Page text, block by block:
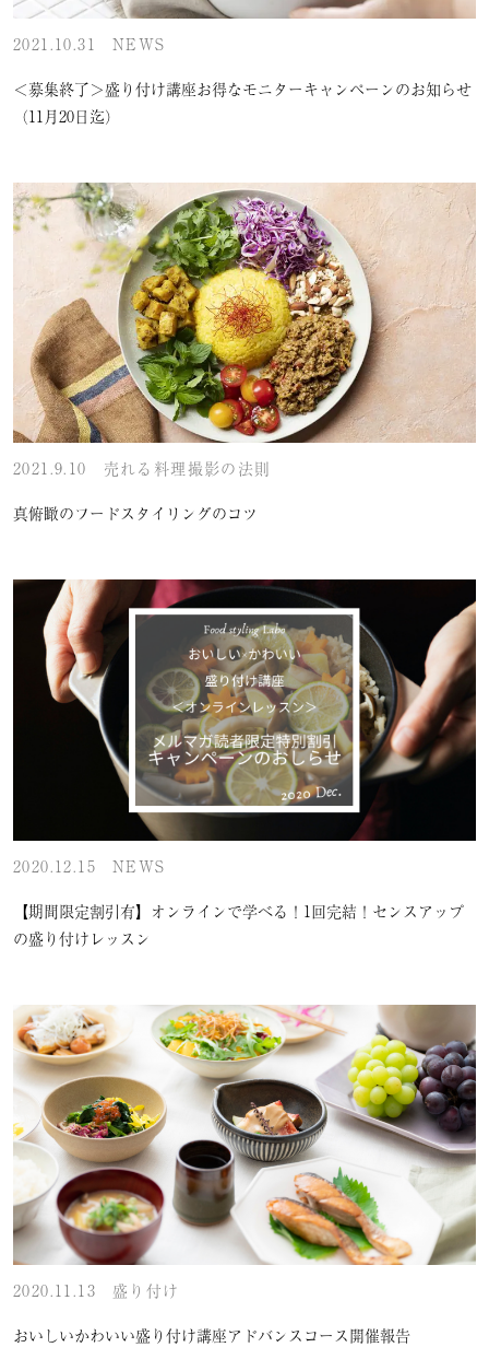
2021.10.31 NEWS
＜募集終了＞盛り付け講座お得なモニターキャンペーンのお知らせ
（11月20日迄）
2021.9.10 売れる料理撮影の法則
真俯瞰のフードスタイリングのコツ
2020.12.15 NEWS
【期間限定割引有】オンラインで学べる！1回完結！センスアップ
の盛り付けレッスン
2020.11.13 盛り付け
おいしいかわいい盛り付け講座アドバンスコース開催報告